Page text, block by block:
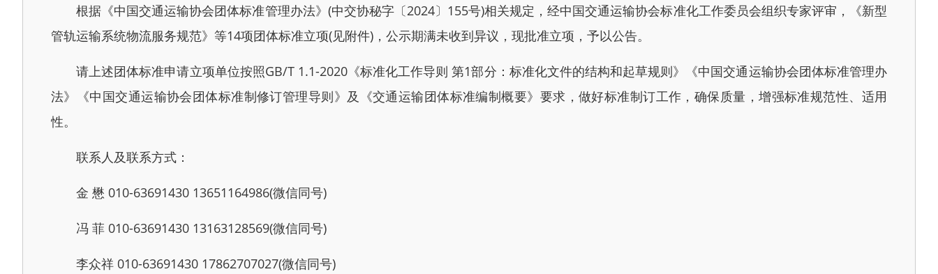
根据《中国交通运输协会团体标准管理办法》(中交协秘字〔2024〕155号)相关规定，经中国交通运输协会标准化工作委员会组织专家评审，《新型
管轨运输系统物流服务规范》等14项团体标准立项(见附件)，公示期满未收到异议，现批准立项，予以公告。
请上述团体标准申请立项单位按照GB/T 1.1-2020《标准化工作导则 第1部分：标准化文件的结构和起草规则》《中国交通运输协会团体标准管理办
法》《中国交通运输协会团体标准制修订管理导则》及《交通运输团体标准编制概要》要求，做好标准制订工作，确保质量，增强标准规范性、适用
性。
联系人及联系方式：
金 懋 010-63691430 13651164986(微信同号)
冯 菲 010-63691430 13163128569(微信同号)
李众祥 010-63691430 17862707027(微信同号)